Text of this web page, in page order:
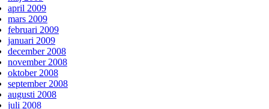
april 2009
mars 2009
februari 2009
januari 2009
december 2008
november 2008
oktober 2008
september 2008
augusti 2008
juli 2008